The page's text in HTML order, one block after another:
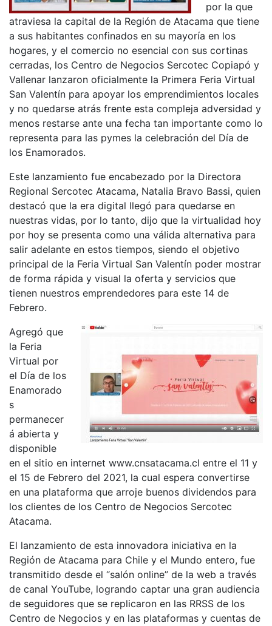
por la que
atraviesa la capital de la Región de Atacama que tiene
a sus habitantes confinados en su mayoría en los
hogares, y el comercio no esencial con sus cortinas
cerradas, los Centro de Negocios Sercotec Copiapó y
Vallenar lanzaron oficialmente la Primera Feria Virtual
San Valentín para apoyar los emprendimientos locales
y no quedarse atrás frente esta compleja adversidad y
menos restarse ante una fecha tan importante como lo
representa para las pymes la celebración del Día de
los Enamorados.
Este lanzamiento fue encabezado por la Directora
Regional Sercotec Atacama, Natalia Bravo Bassi, quien
destacó que la era digital llegó para quedarse en
nuestras vidas, por lo tanto, dijo que la virtualidad hoy
por hoy se presenta como una válida alternativa para
salir adelante en estos tiempos, siendo el objetivo
principal de la Feria Virtual San Valentín poder mostrar
de forma rápida y visual la oferta y servicios que
tienen nuestros emprendedores para este 14 de
Febrero.
Agregó que
la Feria
Virtual por
el Día de los
Enamorado
s
permanecer
á abierta y
disponible
en el sitio en internet www.cnsatacama.cl entre el 11 y
el 15 de Febrero del 2021, la cual espera convertirse
en una plataforma que arroje buenos dividendos para
los clientes de los Centro de Negocios Sercotec
Atacama.
El lanzamiento de esta innovadora iniciativa en la
Región de Atacama para Chile y el Mundo entero, fue
transmitido desde el “salón online” de la web a través
de canal YouTube, logrando captar una gran audiencia
de seguidores que se replicaron en las RRSS de los
Centro de Negocios y en las plataformas y cuentas de